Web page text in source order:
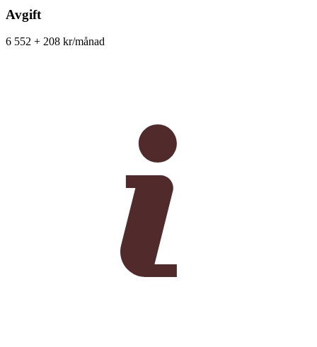
Avgift
6 552 + 208 kr/månad